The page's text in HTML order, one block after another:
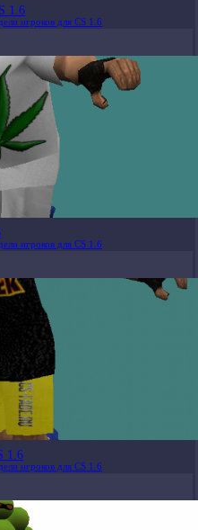
1.6
игроков для CS 1.6
игроков для CS 1.6
1.6
игроков для CS 1.6